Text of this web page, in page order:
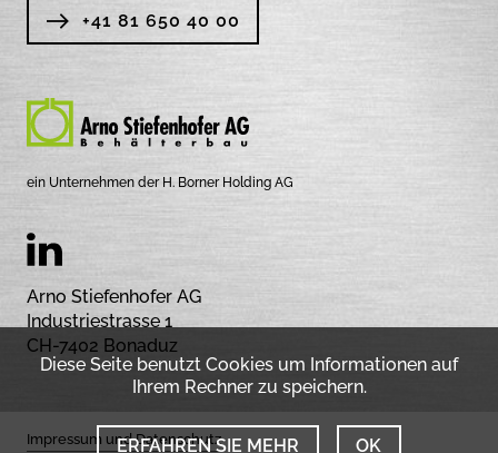
+41 81 650 40 00
ein Unternehmen der H. Borner Holding AG
Arno Stiefenhofer AG
Industriestrasse 1
CH-7402 Bonaduz
Impressum und Datenschutz
Diese Seite benutzt Cookies um Informationen auf
Ihrem Rechner zu speichern.
ERFAHREN SIE MEHR OK